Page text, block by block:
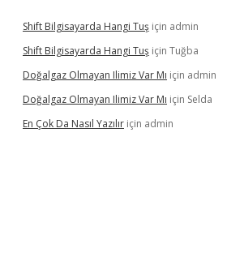
Shift Bilgisayarda Hangi Tuş için admin
Shift Bilgisayarda Hangi Tuş için Tuğba
Doğalgaz Olmayan Ilimiz Var Mı için admin
Doğalgaz Olmayan Ilimiz Var Mı için Selda
En Çok Da Nasıl Yazılır için admin